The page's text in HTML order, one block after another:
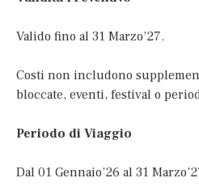
Valido fino al 31 Marzo’27.
Costi non includono
bloccate, eventi, festival o
Periodo di Viaggio
Dal 01 Gennaio’26 al 31